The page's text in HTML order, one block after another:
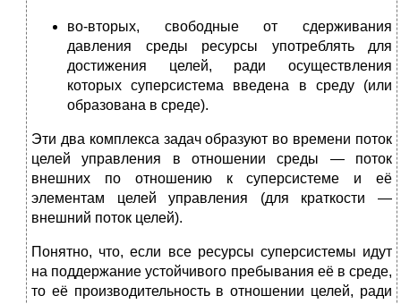
во-вторых, свободные от сдерживания
давления среды ресурсы употреблять для
достижения целей, ради осуществления
которых суперсистема введена в среду (или
образована в среде).
Эти два комплекса задач образуют во времени поток
целей управления в отношении среды — поток
внешних по отношению к суперсистеме и её
элементам целей управления (для краткости —
внешний поток целей).
Понятно, что, если все ресурсы суперсистемы идут
на поддержание устойчивого пребывания её в среде,
то её производительность в отношении целей, ради